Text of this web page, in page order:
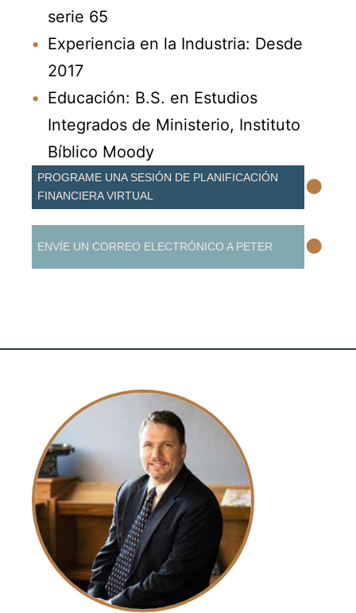
serie 65
Experiencia en la Industria: Desde
2017
Educación: B.S. en Estudios
Integrados de Ministerio, Instituto
Bíblico Moody
PROGRAME UNA SESIÓN DE PLANIFICACIÓN
FINANCIERA VIRTUAL
•
ENVÍE UN CORREO ELECTRÓNICO A PETER •